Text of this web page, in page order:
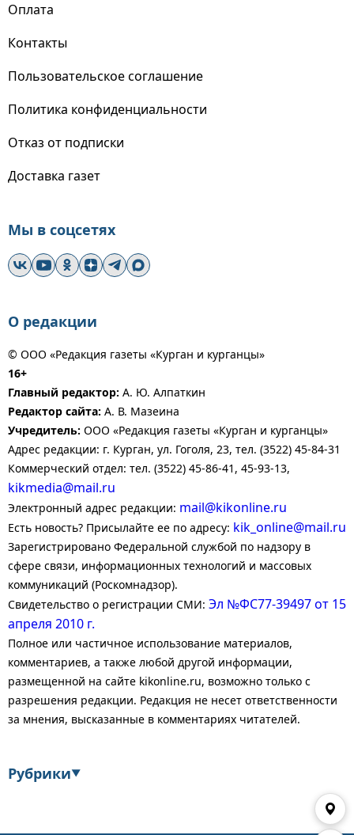
Оплата
Контакты
Пользовательское соглашение
Политика конфиденциальности
Отказ от подписки
Доставка газет
Мы в соцсетях
О редакции
© ООО «Редакция газеты «Курган и курганцы»
16+
Главный редактор: А. Ю. Алпаткин
Редактор сайта: А. В. Мазеина
Учредитель: ООО «Редакция газеты «Курган и курганцы»
Адрес редакции: г. Курган, ул. Гоголя, 23, тел. (3522) 45-84-31
Коммерческий отдел: тел. (3522) 45-86-41, 45-93-13,
kikmedia@mail.ru
Электронный адрес редакции: mail@kikonline.ru
Есть новость? Присылайте ее по адресу: kik_online@mail.ru
Зарегистрировано Федеральной службой по надзору в
сфере связи, информационных технологий и массовых
коммуникаций (Роскомнадзор).
Свидетельство о регистрации СМИ: Эл №ФС77-39497 от 15
апреля 2010 г.
Полное или частичное использование материалов,
комментариев, а также любой другой информации,
размещенной на сайте kikonline.ru, возможно только с
разрешения редакции. Редакция не несет ответственности
за мнения, высказанные в комментариях читателей.
Рубрики▼